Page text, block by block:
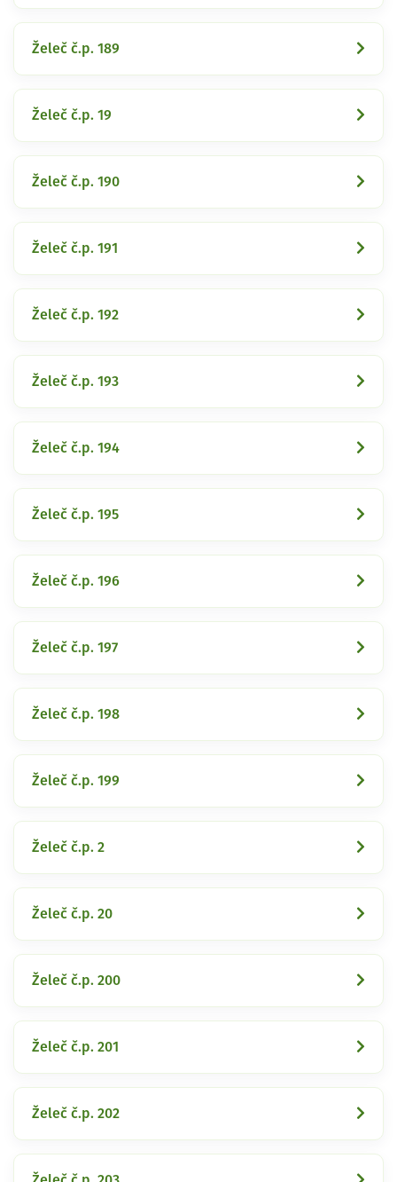
Želeč č.p. 189
Želeč č.p. 19
Želeč č.p. 190
Želeč č.p. 191
Želeč č.p. 192
Želeč č.p. 193
Želeč č.p. 194
Želeč č.p. 195
Želeč č.p. 196
Želeč č.p. 197
Želeč č.p. 198
Želeč č.p. 199
Želeč č.p. 2
Želeč č.p. 20
Želeč č.p. 200
Želeč č.p. 201
Želeč č.p. 202